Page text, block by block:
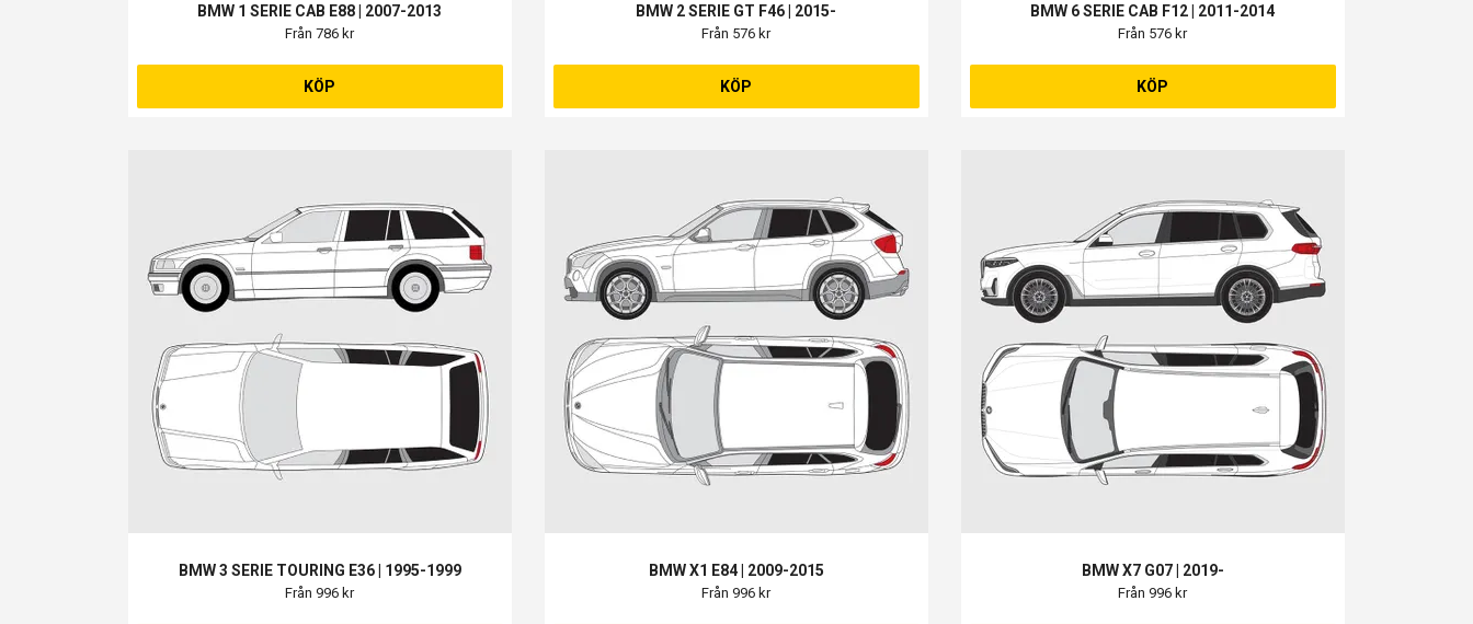
BMW 1 SERIE CAB E88 | 2007-2013
Från 786 kr
KÖP
BMW 2 SERIE GT F46 | 2015-
Från 576 kr
KÖP
BMW 6 SERIE CAB F12 | 2011-2014
Från 576 kr
KÖP
BMW 3 SERIE TOURING E36 | 1995-1999
Från 996 kr
BMW X1 E84 | 2009-2015
Från 996 kr
BMW X7 G07 | 2019-
Från 996 kr